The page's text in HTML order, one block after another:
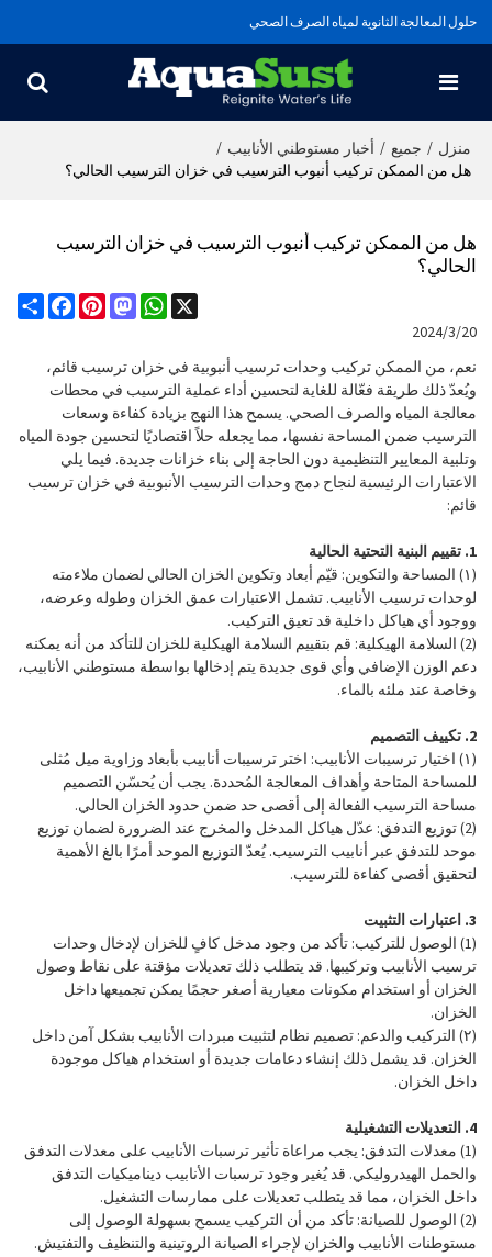
حلول المعالجة الثانوية لمياه الصرف الصحي
منزل / جميع / أخبار مستوطني الأنابيب /
هل من الممكن تركيب أنبوب الترسيب في خزان الترسيب الحالي؟
هل من الممكن تركيب أنبوب الترسيب في خزان الترسيب
الحالي؟
Share
FacebookPinterest
MastodonWhatsApp
X
2024/3/20
نعم، من الممكن تركيب وحدات ترسيب أنبوبية في خزان ترسيب قائم،
ويُعدّ ذلك طريقة فعّالة للغاية لتحسين أداء عملية الترسيب في محطات
معالجة المياه والصرف الصحي. يسمح هذا النهج بزيادة كفاءة وسعات
الترسيب ضمن المساحة نفسها، مما يجعله حلاً اقتصاديًا لتحسين جودة المياه
وتلبية المعايير التنظيمية دون الحاجة إلى بناء خزانات جديدة. فيما يلي
الاعتبارات الرئيسية لنجاح دمج وحدات الترسيب الأنبوبية في خزان ترسيب
قائم:
1. تقييم البنية التحتية الحالية
(١) المساحة والتكوين: قيّم أبعاد وتكوين الخزان الحالي لضمان ملاءمته
لوحدات ترسيب الأنابيب. تشمل الاعتبارات عمق الخزان وطوله وعرضه،
ووجود أي هياكل داخلية قد تعيق التركيب.
(2)
السلامة الهيكلية: قم بتقييم السلامة الهيكلية للخزان للتأكد من أنه يمكنه
دعم الوزن الإضافي وأي قوى جديدة يتم إدخالها بواسطة مستوطني الأنابيب،
وخاصة عند ملئه بالماء.
2. تكييف التصميم
(١)
اختيار ترسيبات الأنابيب: اختر ترسيبات أنابيب بأبعاد وزاوية ميل مُثلى
للمساحة المتاحة وأهداف المعالجة المُحددة. يجب أن يُحسّن التصميم
مساحة الترسيب الفعالة إلى أقصى حد ضمن حدود الخزان الحالي.
(2)
توزيع التدفق: عدّل هياكل المدخل والمخرج عند الضرورة لضمان توزيع
موحد للتدفق عبر أنابيب الترسيب. يُعدّ التوزيع الموحد أمرًا بالغ الأهمية
لتحقيق أقصى كفاءة للترسيب.
3. اعتبارات التثبيت
(1)
الوصول للتركيب: تأكد من وجود مدخل كافٍ للخزان لإدخال وحدات
ترسيب الأنابيب وتركيبها. قد يتطلب ذلك تعديلات مؤقتة على نقاط وصول
الخزان أو استخدام مكونات معيارية أصغر حجمًا يمكن تجميعها داخل
الخزان.
(٢)
التركيب والدعم: تصميم نظام لتثبيت مبردات الأنابيب بشكل آمن داخل
الخزان. قد يشمل ذلك إنشاء دعامات جديدة أو استخدام هياكل موجودة
داخل الخزان.
4. التعديلات التشغيلية
(1)
معدلات التدفق: يجب مراعاة تأثير ترسبات الأنابيب على معدلات التدفق
والحمل الهيدروليكي. قد يُغير وجود ترسبات الأنابيب ديناميكيات التدفق
داخل الخزان، مما قد يتطلب تعديلات على ممارسات التشغيل.
(2)
الوصول للصيانة: تأكد من أن التركيب يسمح بسهولة الوصول إلى
مستوطنات الأنابيب والخزان لإجراء الصيانة الروتينية والتنظيف والتفتيش.